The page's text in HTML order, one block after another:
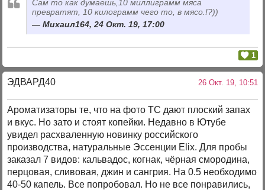
Сам то как думаешь,10 миллиграмм мяса
превратят, 10 килограмм чего то, в мясо.!?))
Михаил164, 24 Окт. 19, 17:00
1
ЭДВАРД40 26 Окт. 19, 10:51
Ароматизаторы те, что на фото ТС дают плоский запах
и вкус. Но зато и стоят копейки. Недавно в Ютубе
увидел расхваленную новинку российского
производства, натуральные Эссенции Elix. Для пробы
заказал 7 видов: кальвадос, когнак, чёрная смородина,
перцовая, сливовая, джин и сангрия. На 0.5 необходимо
40-50 капель. Все попробовал. Но не все понравились,